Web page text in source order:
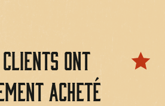
clients ont
acheté